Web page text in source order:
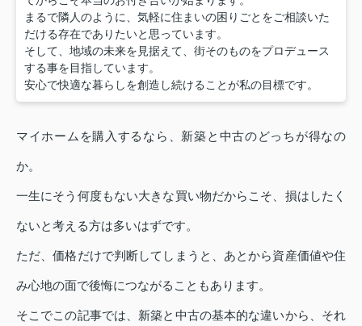
まるで隣人のように、気軽に住まいの困りごとをご相談いた
だける存在でありたいと思っています。
そして、地域の未来を見据えて、街そのものをプロデュース
する事を目指しています。
安心で快適な暮らしを創造し続けることが私の目標です。
マイホームを購入するなら、新築と中古のどっちが得なの
か。
一生にそう何度もない大きな買い物だからこそ、損はしたく
ないと考える方は多いはずです。
ただ、価格だけで判断してしまうと、あとから資産価値や住
み心地の面で後悔につながることもあります。
そこでこの記事では、新築と中古の基本的な違いから、それ